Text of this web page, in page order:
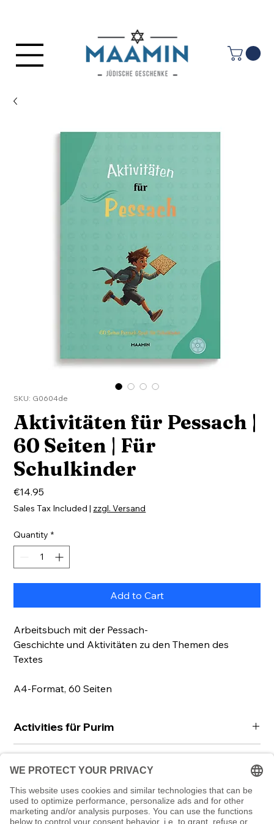
SKU: G0604de
Aktivitäten für Pessach |
60 Seiten | Für
Schulkinder
€14.95
Sales Tax Included | zzgl. Versand
Quantity *
Add to Cart
Arbeitsbuch mit der Pessach-
Geschichte und Aktivitäten zu den Themen des
Textes
A4-Format, 60 Seiten
Activities für Purim
Dieses Activity-Buch bringt Pessach zum Leben!
Hier wartet jede Menge Mitmach-Spaß!
Entdecke die Pessach-Geschichte und werde
selbst aktiv: malen, Quizze lösen, Rätsel knacken,
Vielfältige Einsatzmöglichkeiten:
• Als Selbstlernhilfe für einzelne Kinder
• Für spannende Familienquiz-Runden am Feiertag
Details zum Buch